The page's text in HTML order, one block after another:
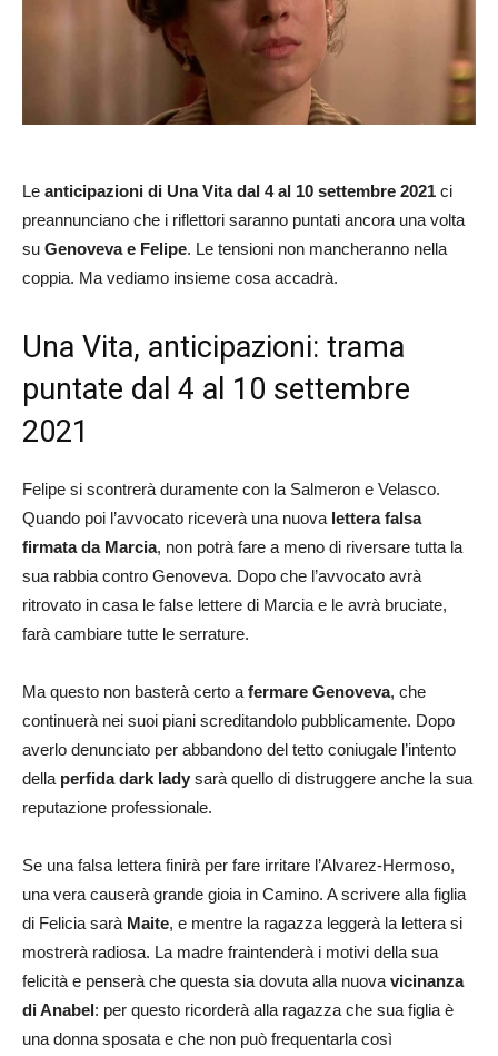
Le anticipazioni di Una Vita dal 4 al 10 settembre 2021 ci
preannunciano che i riflettori saranno puntati ancora una volta
su Genoveva e Felipe. Le tensioni non mancheranno nella
coppia. Ma vediamo insieme cosa accadrà.
Una Vita, anticipazioni: trama
puntate dal 4 al 10 settembre
2021
Felipe si scontrerà duramente con la Salmeron e Velasco.
Quando poi l’avvocato riceverà una nuova lettera falsa
firmata da Marcia, non potrà fare a meno di riversare tutta la
sua rabbia contro Genoveva. Dopo che l’avvocato avrà
ritrovato in casa le false lettere di Marcia e le avrà bruciate,
farà cambiare tutte le serrature.
Ma questo non basterà certo a fermare Genoveva, che
continuerà nei suoi piani screditandolo pubblicamente. Dopo
averlo denunciato per abbandono del tetto coniugale l’intento
della perfida dark lady sarà quello di distruggere anche la sua
reputazione professionale.
Se una falsa lettera finirà per fare irritare l’Alvarez-Hermoso,
una vera causerà grande gioia in Camino. A scrivere alla figlia
di Felicia sarà Maite, e mentre la ragazza leggerà la lettera si
mostrerà radiosa. La madre fraintenderà i motivi della sua
felicità e penserà che questa sia dovuta alla nuova vicinanza
di Anabel: per questo ricorderà alla ragazza che sua figlia è
una donna sposata e che non può frequentarla così